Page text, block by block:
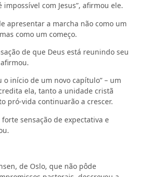
impossível com Jesus”, afirmou ele.
apresentar a marcha não como um
como um começo.
de que Deus está reunindo seu
o início de um novo capítulo” – um
ela, tanto a unidade cristã
pró‑vida continuarão a crescer.
forte sensação de expectativa e
de Oslo, que não pôde